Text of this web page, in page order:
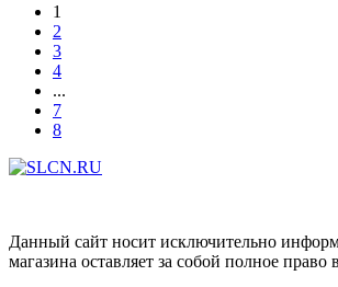
1
2
3
4
...
7
8
Данный сайт носит исключительно
магазина оставляет за собой полное